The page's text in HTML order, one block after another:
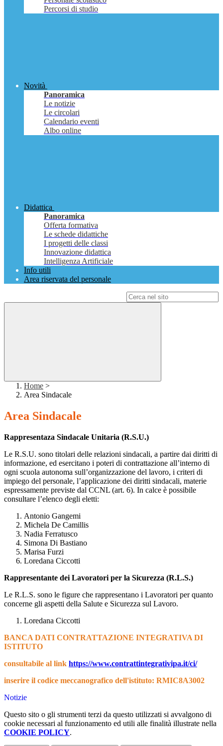
Percorsi di studio
Novità
Panoramica
Le notizie
Le circolari
Calendario eventi
Albo online
Didattica
Panoramica
Offerta formativa
Le schede didattiche
I progetti delle classi
Innovazione didattica
Intelligenza Artificiale
Info utili
Area riservata del personale
Home >
Area Sindacale
Area Sindacale
Rappresentaza Sindacale Unitaria (R.S.U.)
Le R.S.U. sono titolari delle relazioni sindacali, a partire dai diritti di
informazione, ed esercitano i poteri di contrattazione all’interno di
ogni scuola autonoma sull’organizzazione del lavoro, i criteri di
impiego del personale, l’applicazione dei diritti sindacali, materie
espressamente previste dal CCNL (art. 6). In calce è possibile
consultare l’elenco degli eletti:
Antonio Gangemi
Michela De Camillis
Nadia Ferratusco
Simona Di Bastiano
Marisa Furzi
Loredana Ciccotti
Rappresentante dei Lavoratori per la Sicurezza (R.L.S.)
Le R.L.S. sono le figure che rappresentano i Lavoratori per quanto
concerne gli aspetti della Salute e Sicurezza sul Lavoro.
Loredana Ciccotti
BANCA DATI CONTRATTAZIONE INTEGRATIVA DI
ISTITUTO
consultabile al link https://www.contrattintegrativipa.it/ci/
inserire il codice meccanografico dell'istituto: RMIC8A3002
Notizie
Questo sito o gli strumenti terzi da questo utilizzati si avvalgono di
cookie necessari al funzionamento ed utili alle finalità illustrate nella
COOKIE POLICY.